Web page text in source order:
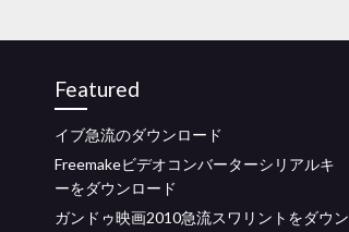
Featured
イブ急流のダウンロード
Freemakeビデオコンバーターシリアルキ
ーをダウンロード
ガンドゥ映画2010急流スワリントをダウン